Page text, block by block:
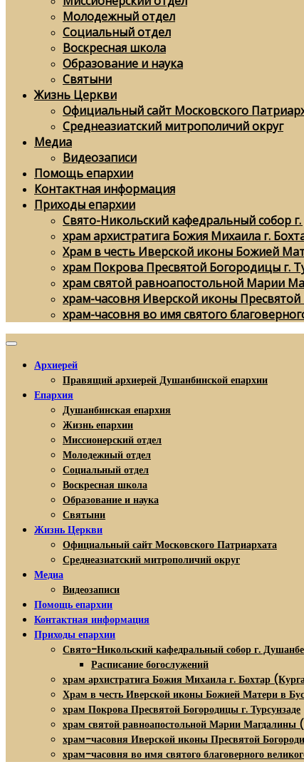
Молодежный отдел
Социальный отдел
Воскресная школа
Образование и наука
Святыни
Жизнь Церкви
Официальный сайт Московского
Среднеазиатский митрополичий округ
Медиа
Видеозаписи
Помощь епархии
Контактная информация
Приходы епархии
Свято-Никольский кафедральный собор
храм архистратига Божия Михаила г.
Храм в честь Иверской иконы Божией
храм Покрова Пресвятой Богородицы г.
храм святой равноапостольной Марии
храм-часовня Иверской иконы
храм-часовня во имя святого
Архиерей
Правящий архиерей Душанбинской епархии
Епархия
Душанбинская епархия
Жизнь епархии
Миссионерский отдел
Молодежный отдел
Социальный отдел
Воскресная школа
Образование и наука
Святыни
Жизнь Церкви
Официальный сайт Московского Патриархата
Среднеазиатский митрополичий округ
Медиа
Видеозаписи
Помощь епархии
Контактная информация
Приходы епархии
Свято-Никольский кафедральный собор г. Душанбе
Расписание богослужений
храм архистратига Божия Михаила г. Бохтар
Храм в честь Иверской иконы Божией Матери в
храм Покрова Пресвятой Богородицы г. Турсунзаде
храм святой равноапостольной Марии Магдалины
храм-часовня Иверской иконы Пресвятой
храм-часовня во имя святого благоверного